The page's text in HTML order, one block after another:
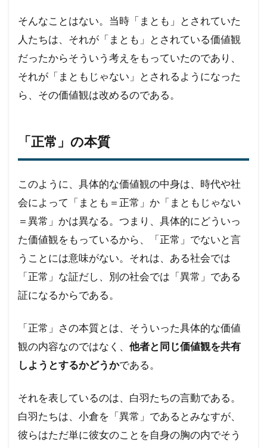
そんなことはない。当時「まとも」とされていた
人たちは、それが「まとも」とされている価値観
だったからそういう考えをもっていたのであり、
それが「まともじゃない」とされるようになった
ら、その価値観は改めるのである。
「正常」の本質
このように、具体的な価値観の中身は、時代や社
会によって「まとも＝正常」か「まともじゃない
＝異常」かは異なる。つまり、具体的にどういっ
た価値観をもっているから、「正常」でないと言
うことには意味がない。それは、ある社会では
「正常」な証だし、別の社会では「異常」である
証になるからである。
「正常」さの本質とは、そういった具体的な価値
観の内容なのではなく、 他者と同じ価値観を共有
しようとするかどうかである。
それを表しているのは、白羽たちの言動である。
白羽たちは、小倉を「異常」であるとみなすが、
彼らはただ単に彼女のことを自身の胸の内でそう